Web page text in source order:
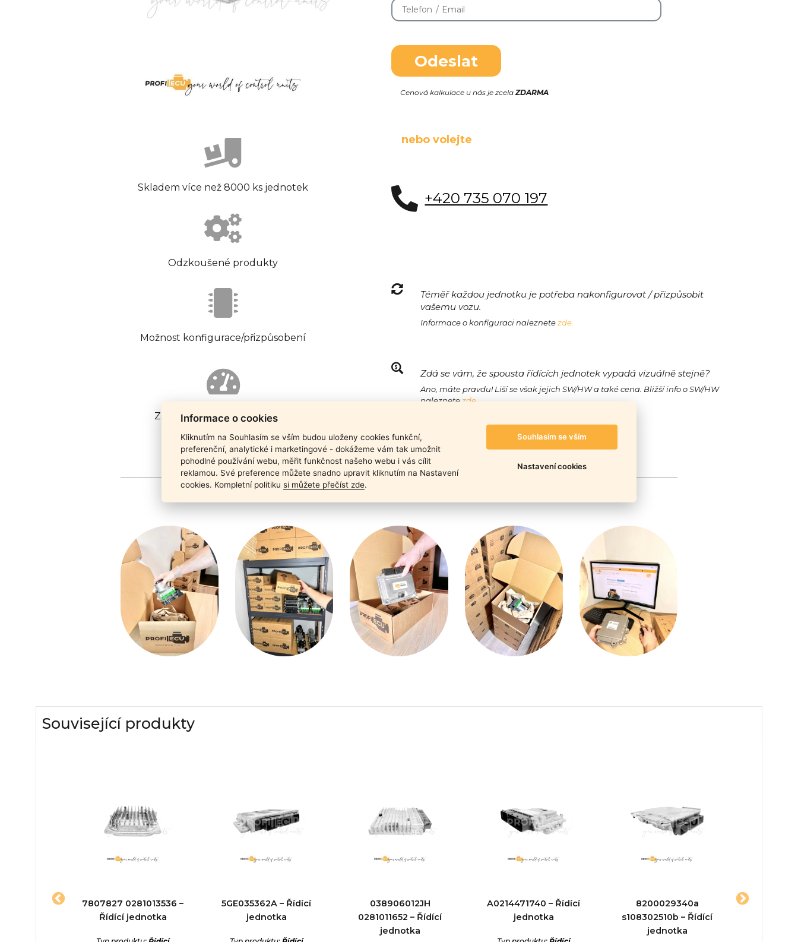
Skladem více než 8000 ks jednotek
Odzkoušené produkty
Možnost konfigurace/přizpůsobení
Záruka funkčnosti produktu
Odeslat
Cenová kalkulace u nás je zcelaZDARMA
nebo volejte
+420 735 070 197
Téměř každou jednotku je potřeba nakonfigurovat / přizpůsobit
vašemu vozu.
Informace o konfiguraci naleznetezde.
Zdá se vám, že spousta řídících jednotek vypadá vizuálně stejně?
Ano, máte pravdu! Liší se však jejich SW/HW a také cena. Bližší info o SW/HW
naleznete zde.
Související produkty
7807827 0281013536 –
Řídící jednotka
5GE035362A – Řídící
jednotka
038906012JH
0281011652 – Řídící
jednotka
A0214471740 – Řídící
jednotka
8200029340a
s108302510b – Řídící
jednotka
Informace o cookies
Kliknutím na Souhlasím se vším budou uloženy cookies funkční,
preferenční, analytické i marketingové - dokážeme vám tak umožnit
pohodlné používání webu, měřit funkčnost našeho webu i vás cílit
reklamou. Své preference můžete snadno upravit kliknutím na Nastavení
cookies. Kompletní politiku si můžete přečíst zde.
Souhlasím se vším
Nastavení cookies